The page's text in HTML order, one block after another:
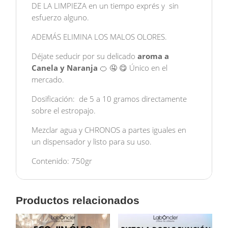
DE LA LIMPIEZA en un tiempo exprés y sin
esfuerzo alguno.
ADEMÁS ELIMINA LOS MALOS OLORES.
Déjate seducir por su delicadoaroma a
Canela y Naranja 🍊 🤤 😋 Único en el
mercado.
Dosificación: de 5 a 10 gramos directamente
sobre el estropajo.
Mezclar agua y CHRONOS a partes iguales en
un dispensador y listo para su uso.
Contenido: 750gr
Productos relacionados